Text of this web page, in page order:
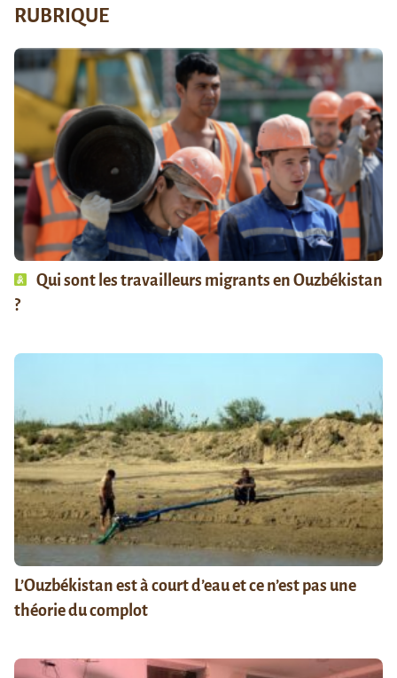
RUBRIQUE
Qui sont les travailleurs migrants en Ouzbékistan
?
L’Ouzbékistan est à court d’eau et ce n’est pas une
théorie du complot